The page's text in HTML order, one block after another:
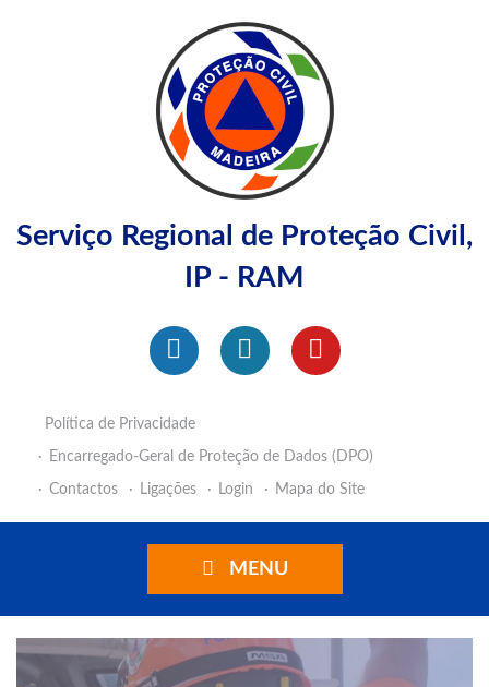
Serviço Regional de Proteção Civil,
IP - RAM
Política de Privacidade
Encarregado-Geral de Proteção de Dados (DPO)
Contactos
Ligações Login Mapa do Site
MENU